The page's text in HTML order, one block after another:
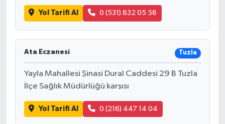
Yol Tarifi Al 0 (531) 832 05 58
Ata Eczanesi Tuzla
Yayla Mahallesi Şinasi Dural Caddesi 29 B Tuzla
İlçe Sağlık Müdürlüğü karşısı
Yol Tarifi Al 0 (216) 447 14 04